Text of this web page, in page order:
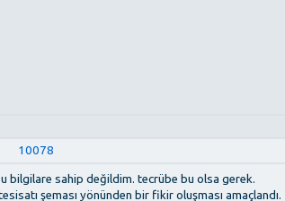
10078
bilgilare sahip değildim. tecrübe bu olsa gerek.
şeması yönünden bir fikir oluşması amaçlandı.